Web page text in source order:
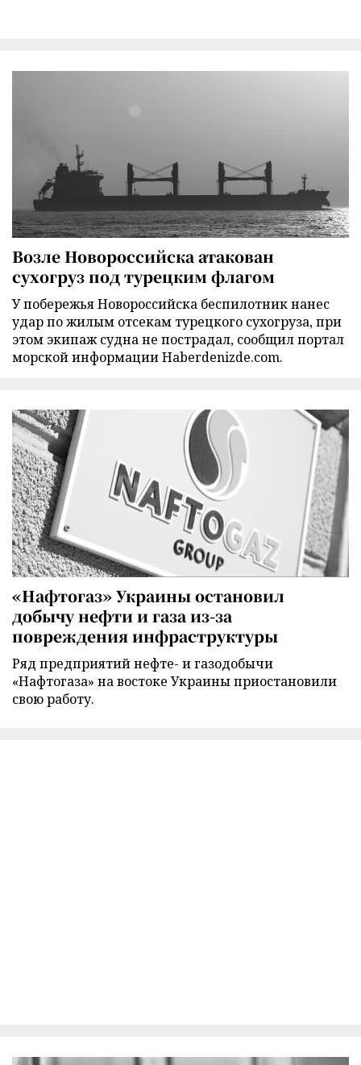
Возле Новороссийска атакован
сухогруз под турецким флагом
У побережья Новороссийска беспилотник нанес
удар по жилым отсекам турецкого сухогруза, при
этом экипаж судна не пострадал, сообщил портал
морской информации Haberdenizde.com.
«Нафтогаз» Украины остановил
добычу нефти и газа из-за
повреждения инфраструктуры
Ряд предприятий нефте- и газодобычи
«Нафтогаза» на востоке Украины приостановили
свою работу.